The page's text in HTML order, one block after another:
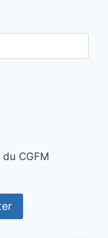
CGFM